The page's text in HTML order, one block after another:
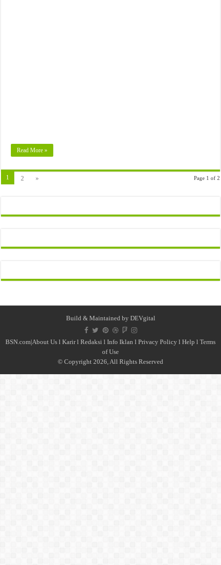
Read More »
Page 1 of 2
1 2 »
Build & Maintained by DEVgital
BSN.com|About Us l Karirl Redaksi l Info Iklan l Privacy Policy l Help l Terms
of Use
© Copyright 2026, All Rights Reserved